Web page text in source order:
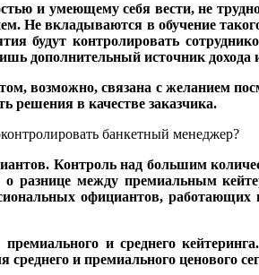
и умеющему себя вести, не
Не вкладываются в обучение
будут контролировать
дополнительный источник дохода
возможно, связана с желанием
решения в качестве заказчика.
банкетный менеджер?
Контроль над большим
о разнице между премиальным
официантов,
и среднего
среднего и премиального ценового